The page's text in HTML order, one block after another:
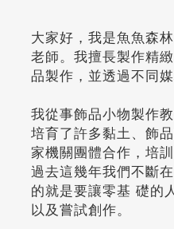
大家好，我是魚魚森
老師。我擅長製作精
品製作，並透過不同
我從事飾品小物製作
培育了許多黏土、飾
家機關團體合作，培
過去這幾年我們不斷
的就是要讓零基 礎的
以及嘗試創作。